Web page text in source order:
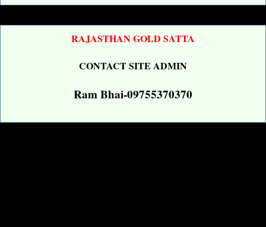
RAJASTHAN GOLD SATTA
CONTACT SITE ADMIN
Ram Bhai-09755370370